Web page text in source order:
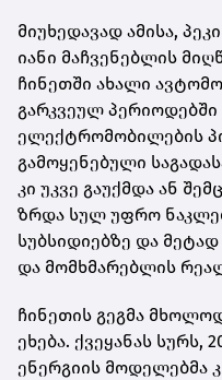
მიუხედავად ამისა,
იანი მაჩვენებლის
ჩინეთში ახალი
გარკვეულ პერიოდებში
ელექტრომობილების
გამოყენებული
კი უკვე გაუქმდა ან
ზრდა სულ უფრო
სუბსიდიებზე და
და მომხმარებლის
ჩინეთის გეგმა
ეხება. ქვეყანას სურს,
ენერგიის მოდელებმა